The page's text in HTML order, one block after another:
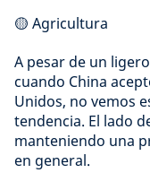
🟡 Agricultura
A pesar de un
cuando China
Unidos, no vemos
tendencia. El lado
manteniendo una
en general.